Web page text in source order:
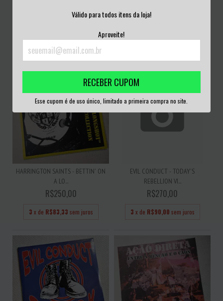
Válido para todos itens da loja!
Aproveite!
RECEBER CUPOM
Esse cupom é de uso único, limitado a primeira compra no site.
INDUSTRY VINIL...
TRADITIO...
HARRINGTON SAINTS - BETTIN' ON
A LO...
R$250,00
3 x de R$83,33 sem juros
EVIL CONDUCT - TODAY'S
REBELLION VI...
R$270,00
3 x de R$90,00 sem juros